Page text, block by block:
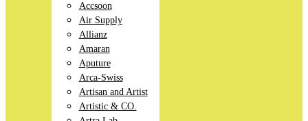
Accsoon
Air Supply
Allianz
Amaran
Aputure
Arca-Swiss
Artisan and Artist
Artistic & CO.